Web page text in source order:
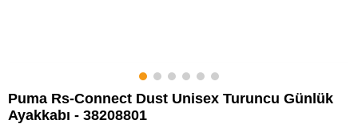
Puma Rs-Connect Dust Unisex Turuncu Günlük
Ayakkabı - 38208801